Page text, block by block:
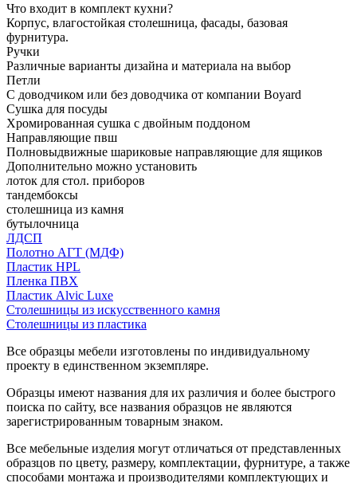
Что входит в комплект кухни?
Корпус, влагостойкая столешница, фасады, базовая
фурнитура.
Ручки
Различные варианты дизайна и материала на выбор
Петли
С доводчиком или без доводчика от компании Boyard
Сушка для посуды
Хромированная сушка с двойным поддоном
Направляющие пвш
Полновыдвижные шариковые направляющие для ящиков
Дополнительно можно установить
лоток для стол. приборов
тандембоксы
столешница из камня
бутылочница
ЛДСП
Полотно АГТ (МДФ)
Пластик HPL
Пленка ПВХ
Пластик Alvic Luxe
Столешницы из искусственного камня
Столешницы из пластика
Все образцы мебели изготовлены по индивидуальному
проекту в единственном экземпляре.
Образцы имеют названия для их различия и более быстрого
поиска по сайту, все названия образцов не являются
зарегистрированным товарным знаком.
Все мебельные изделия могут отличаться от представленных
образцов по цвету, размеру, комплектации, фурнитуре, а также
способами монтажа и производителями комплектующих и